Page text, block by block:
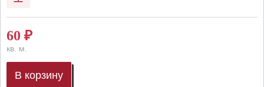
60 ₽
кв. м.
В корзину